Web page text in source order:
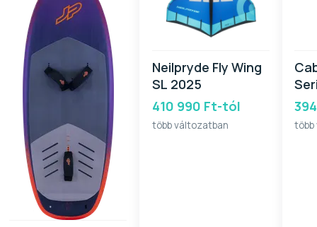
Neilpryde Fly Wing
SL 2025
410 990 Ft-tól
több változatban